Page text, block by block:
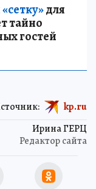
для
тайно
гостей
Ирина ГЕРЦ
Редактор сайта
kp.ru